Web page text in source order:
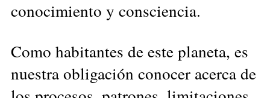
conocimiento y consciencia.
Como habitantes de este planeta, es
nuestra obligación conocer acerca de